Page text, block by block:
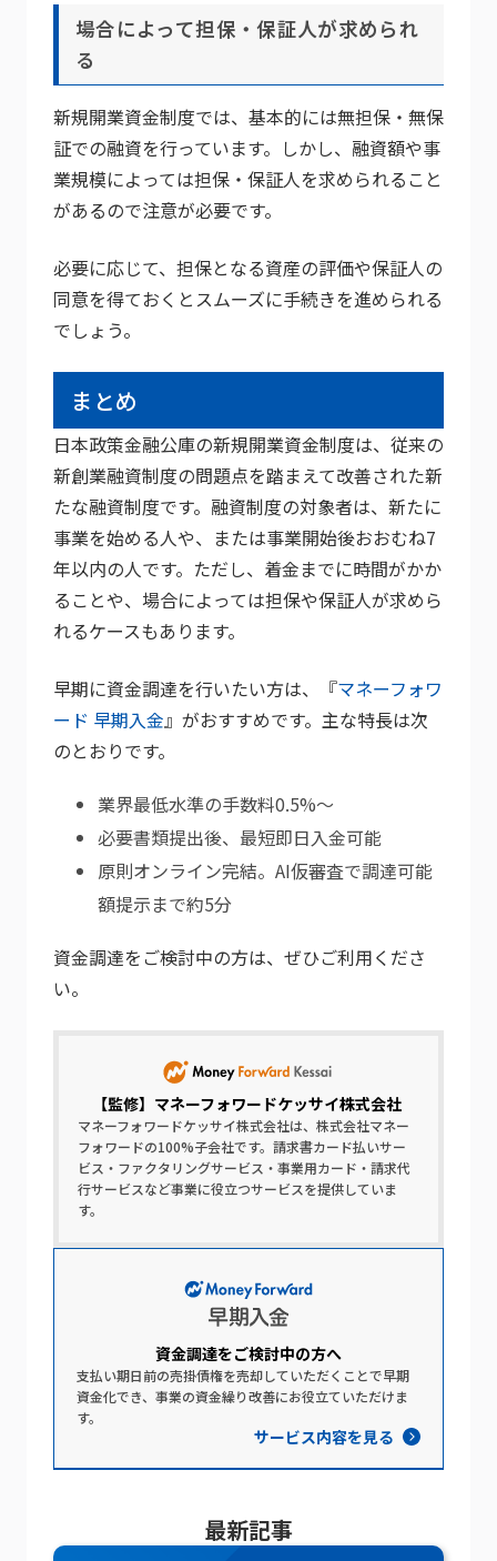
場合によって担保・保証人が求められ
る
新規開業資金制度では、基本的には無担保・無保
証での融資を行っています。しかし、融資額や事
業規模によっては担保・保証人を求められること
があるので注意が必要です。
必要に応じて、担保となる資産の評価や保証人の
同意を得ておくとスムーズに手続きを進められる
でしょう。
まとめ
日本政策金融公庫の新規開業資金制度は、従来の
新創業融資制度の問題点を踏まえて改善された新
たな融資制度です。融資制度の対象者は、新たに
事業を始める人や、または事業開始後おおむね7
年以内の人です。ただし、着金までに時間がかか
ることや、場合によっては担保や保証人が求めら
れるケースもあります。
早期に資金調達を行いたい方は、『マネーフォワ
ード 早期入金』がおすすめです。主な特長は次
のとおりです。
業界最低水準の手数料0.5%～
必要書類提出後、最短即日入金可能
原則オンライン完結。AI仮審査で調達可能
額提示まで約5分
資金調達をご検討中の方は、ぜひご利用くださ
い。
【監修】 マネーフォワードケッサイ株式会社
マネーフォワードケッサイ株式会社は、株式会社マネー
フォワードの100%子会社です。請求書カード払いサー
ビス・ファクタリングサービス・事業用カード・請求代
行サービスなど事業に役立つサービスを提供していま
す。
資金調達を​ご検討中の​方​へ​
支払い期日前の売掛債権を売却していただくことで早期
資金化でき、事業の資金繰り改善にお役立ていただけま
す。
サービス内容を見る
最新記事